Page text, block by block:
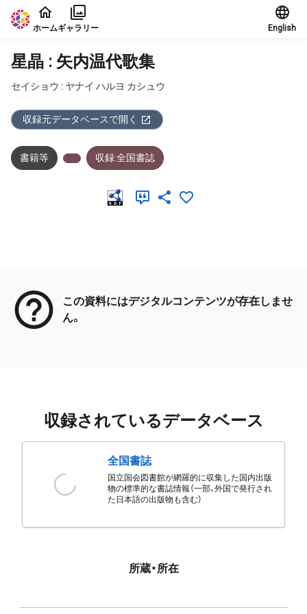
本文に飛ぶ
ホームギャラリー English
星晶 : 矢内温代歌集
セイショウ : ヤナイ ハルヨ カシュウ
収録元データベースで開く
書籍等 収録:全国書誌
この資料にはデジタルコンテンツが存在しませ
ん。
収録されているデータベース
全国書誌
国立国会図書館が網羅的に収集した国内出版
物の標準的な書誌情報（一部、外国で発行され
た日本語の出版物も含む）
所蔵・所在